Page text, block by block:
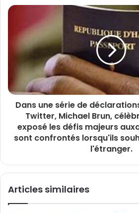
Dans une série de
Twitter, Michael Brun,
exposé les défis majeurs
sont confrontés lorsqu'ils
l'étranger.
Articles similaires